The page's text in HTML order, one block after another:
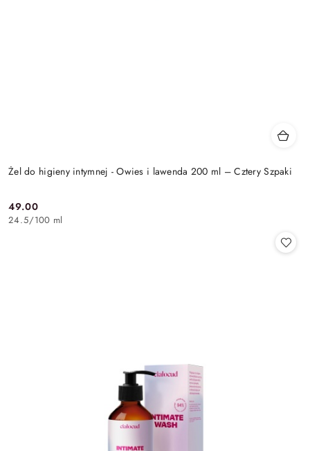
Żel do higieny intymnej - Owies i lawenda 200 ml – Cztery Szpaki
Cena:
49.00
24.5/100 ml